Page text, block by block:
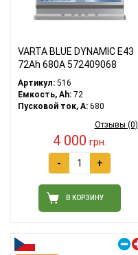
VARTA BLUE DYNAMIC E43
72Ah 680A 572409068
Артикул: 516
Емкость, Ah: 72
Пусковой ток, A: 680
Отзывы (0)
4 000 грн.
- +
В КОРЗИНУ